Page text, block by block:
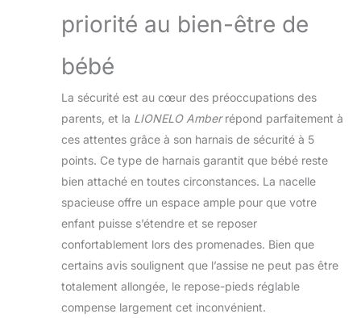
conduite sur des surfaces inégales
priorité au bien-être de
bébé
La sécurité est au cœur des préoccupations des
parents, et la LIONELO Amberrépond parfaitement à
ces attentes grâce à son harnais de sécurité à 5
points. Ce type de harnais garantit que bébé reste
bien attaché en toutes circonstances. La nacelle
spacieuse offre un espace ample pour que votre
enfant puisse s’étendre et se reposer
confortablement lors des promenades. Bien que
certains avis soulignent que l’assise ne peut pas être
totalement allongée, le repose-pieds réglable
compense largement cet inconvénient.